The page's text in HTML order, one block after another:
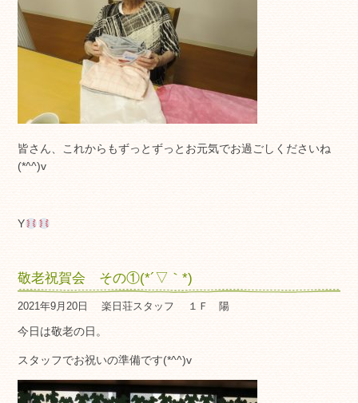
皆さん、これからもずっとずっとお元気でお過ごしくださいね
(*^^)v
Y
敬老祝賀会 その①(*´▽｀*)
2021年9月20日 楽日荘スタッフ １Ｆ 陽
今日は敬老の日。
スタッフでお祝いの準備です(*^^)v